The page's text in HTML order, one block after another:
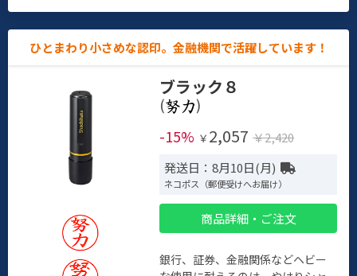
ひとまわり小さめな認印。金融機関で活躍しています！
ブラック８
(
)
-15% ￥ 2,057 ￥2,420
発送日：8月10日(月)
ネコポス（郵便受けへお届け）
商品詳細・ご注文
銀行、証券、金融関係などヘビー